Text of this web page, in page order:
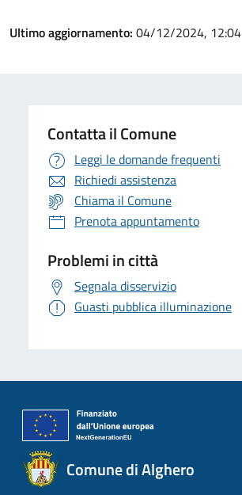
Ultimo aggiornamento: 04/12/2024, 12:04
Contatta il Comune
Leggi le domande frequenti
Richiedi assistenza
Chiama il Comune
Prenota appuntamento
Problemi in città
Segnala disservizio
Guasti pubblica illuminazione
Comune di Alghero